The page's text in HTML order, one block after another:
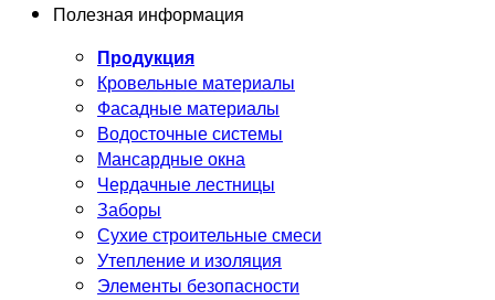
Полезная информация
Продукция
Кровельные материалы
Фасадные материалы
Водосточные системы
Мансардные окна
Чердачные лестницы
Заборы
Сухие строительные смеси
Утепление и изоляция
Элементы безопасности